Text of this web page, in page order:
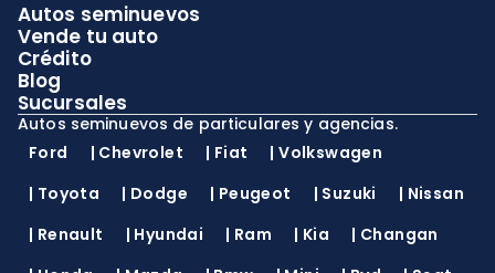
Autos seminuevos
Vende tu auto
Crédito
Blog
Sucursales
Autos seminuevos de particulares y agencias.
Ford
| Chevrolet | Fiat |Volkswagen
| Toyota | Dodge | Peugeot | Suzuki | Nissan
| Renault | Hyundai | Ram | Kia | Changan